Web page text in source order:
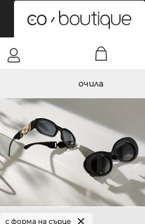
очила
с форма на сърце